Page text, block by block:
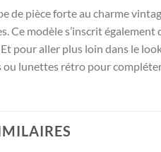
de pièce forte au charme
Ce modèle s’inscrit
Et pour aller plus loin dans le
ou lunettes rétro pour